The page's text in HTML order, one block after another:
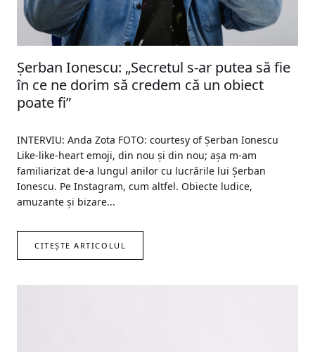
Șerban Ionescu: „Secretul s-ar putea să fie
în ce ne dorim să credem că un obiect
poate fi”
INTERVIU: Anda Zota FOTO: courtesy of Șerban Ionescu
Like-like-heart emoji, din nou și din nou; așa m-am
familiarizat de-a lungul anilor cu lucrările lui Șerban
Ionescu. Pe Instagram, cum altfel. Obiecte ludice,
amuzante și bizare...
CITEȘTE ARTICOLUL